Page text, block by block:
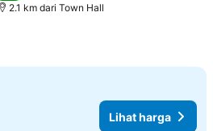
2.1 km dari Town Hall
Lihat harga